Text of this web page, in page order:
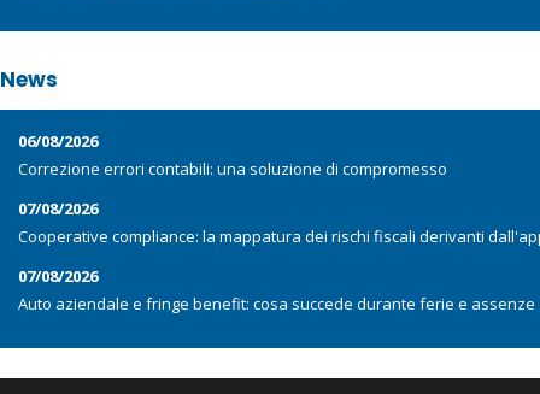
News
06/08/2026
Correzione errori contabili: una soluzione di compromesso
07/08/2026
Cooperative compliance: la mappatura dei rischi fiscali derivanti
07/08/2026
Auto aziendale e fringe benefit: cosa succede durante ferie e assenze